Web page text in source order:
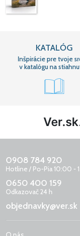
KATALÓG
Inšpirácie pre tvoje
v katalógu na
Ver.sk
0908 784 920
Hotline / Po-Pia 10:00 -
0650 400 159
Odkazovač 24 h
objednavky@ver.sk